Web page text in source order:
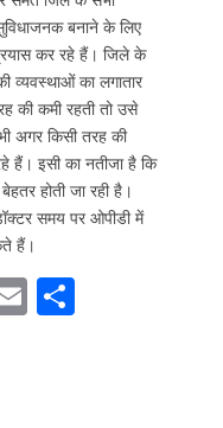
बनाने के लिए
कर रहे हैं। जिले के
व्यवस्थाओं का लगातार
की कमी रहती तो उसे
अगर किसी तरह की
हैं। इसी का नतीजा है कि
होती जा रही है।
समय पर ओपीडी में
हैं।
E S